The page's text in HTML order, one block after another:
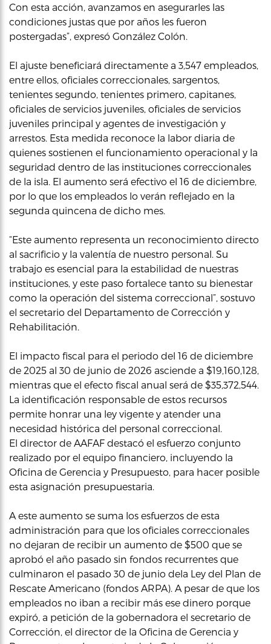
Con esta acción, avanzamos en asegurarles las
condiciones justas que por años les fueron
postergadas”, expresó González Colón.
El ajuste beneficiará directamente a 3,547 empleados,
entre ellos, oficiales correccionales, sargentos,
tenientes segundo, tenientes primero, capitanes,
oficiales de servicios juveniles, oficiales de servicios
juveniles principal y agentes de investigación y
arrestos. Esta medida reconoce la labor diaria de
quienes sostienen el funcionamiento operacional y la
seguridad dentro de las instituciones correccionales
de la isla. El aumento será efectivo el 16 de diciembre,
por lo que los empleados lo verán reflejado en la
segunda quincena de dicho mes.
“Este aumento representa un reconocimiento directo
al sacrificio y la valentía de nuestro personal. Su
trabajo es esencial para la estabilidad de nuestras
instituciones, y este paso fortalece tanto su bienestar
como la operación del sistema correccional”, sostuvo
el secretario del Departamento de Corrección y
Rehabilitación.
El impacto fiscal para el periodo del 16 de diciembre
de 2025 al 30 de junio de 2026 asciende a $19,160,128,
mientras que el efecto fiscal anual será de $35,372,544.
La identificación responsable de estos recursos
permite honrar una ley vigente y atender una
necesidad histórica del personal correccional.
El director de AAFAF destacó el esfuerzo conjunto
realizado por el equipo financiero, incluyendo la
Oficina de Gerencia y Presupuesto, para hacer posible
esta asignación presupuestaria.
A este aumento se suma los esfuerzos de esta
administración para que los oficiales correccionales
no dejaran de recibir un aumento de $500 que se
aprobó el año pasado sin fondos recurrentes que
culminaron el pasado 30 de junio dela Ley del Plan de
Rescate Americano (fondos ARPA). A pesar de que los
empleados no iban a recibir más ese dinero porque
expiró, a petición de la gobernadora el secretario de
Corrección, el director de la Oficina de Gerencia y